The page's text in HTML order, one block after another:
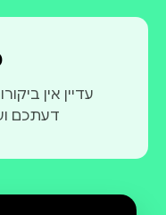
0
עדיין אין
דעתכם